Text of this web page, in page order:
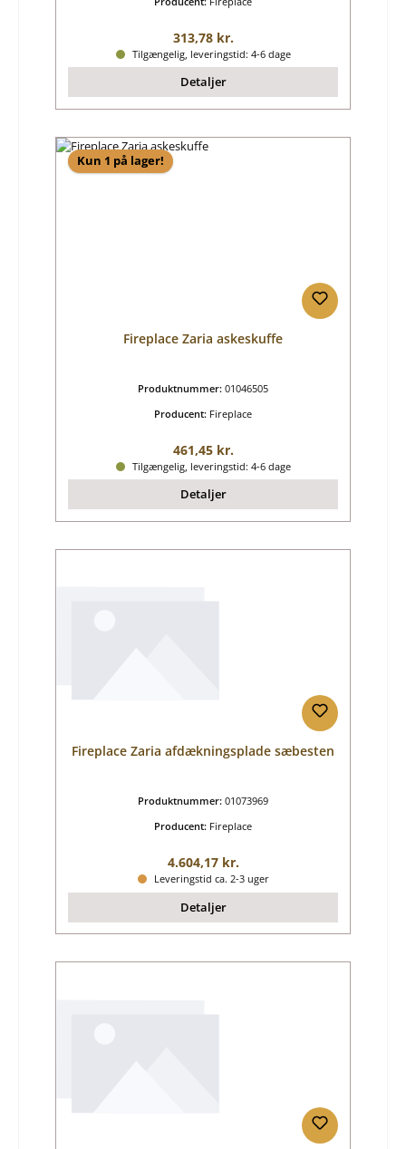
Almindelig pris:
313,78 kr.
Tilgængelig, leveringstid: 4-6 dage
Detaljer
Kun 1 på lager!
Fireplace Zaria askeskuffe
Produktnummer: 01046505
Producent: Fireplace
Almindelig pris:
461,45 kr.
Tilgængelig, leveringstid: 4-6 dage
Detaljer
Fireplace Zaria afdækningsplade sæbesten
Produktnummer: 01073969
Producent: Fireplace
Almindelig pris:
4.604,17 kr.
Leveringstid ca. 2-3 uger
Detaljer